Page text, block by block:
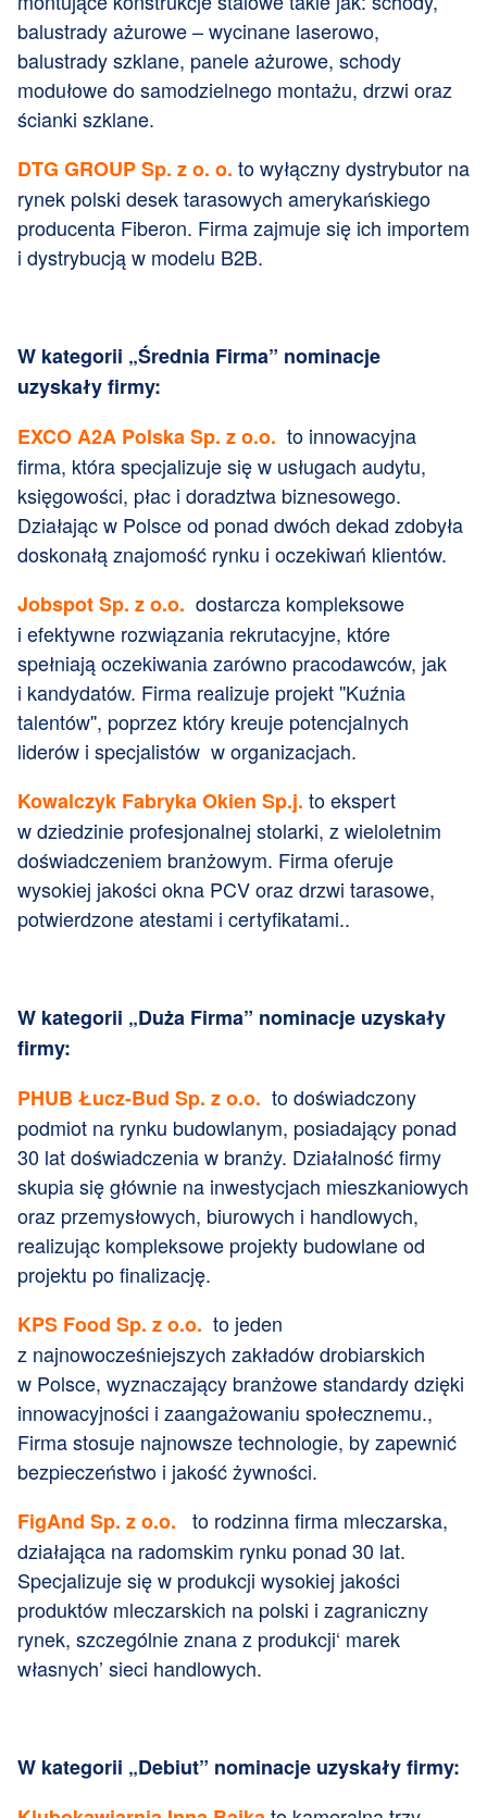
balustrady ażurowe – wycinane laserowo,
balustrady szklane, panele ażurowe, schody
modułowe do samodzielnego montażu, drzwi oraz
ścianki szklane.
DTG GROUP Sp. z o. o. to wyłączny dystrybutor na
rynek polski desek tarasowych amerykańskiego
producenta Fiberon. Firma zajmuje się ich importem
i dystrybucją w modelu B2B.
W kategorii „Średnia Firma” nominacje
uzyskały firmy:
EXCO A2A Polska Sp. z o.o. to innowacyjna
firma, która specjalizuje się w usługach audytu,
księgowości, płac i doradztwa biznesowego.
Działając w Polsce od ponad dwóch dekad zdobyła
doskonałą znajomość rynku i oczekiwań klientów.
Jobspot Sp. z o.o. dostarcza kompleksowe
i efektywne rozwiązania rekrutacyjne, które
spełniają oczekiwania zarówno pracodawców, jak
i kandydatów. Firma realizuje projekt ''Kuźnia
talentów'', poprzez który kreuje potencjalnych
liderów i specjalistów w organizacjach.
Kowalczyk Fabryka Okien Sp.j. to ekspert
w dziedzinie profesjonalnej stolarki, z wieloletnim
doświadczeniem branżowym. Firma oferuje
wysokiej jakości okna PCV oraz drzwi tarasowe,
potwierdzone atestami i certyfikatami..
W kategorii „Duża Firma” nominacje uzyskały
firmy:
PHUB Łucz-Bud Sp. z o.o. to doświadczony
podmiot na rynku budowlanym, posiadający ponad
30 lat doświadczenia w branży. Działalność firmy
skupia się głównie na inwestycjach mieszkaniowych
oraz przemysłowych, biurowych i handlowych,
realizując kompleksowe projekty budowlane od
projektu po finalizację.
KPS Food Sp. z o.o. to jeden
z najnowocześniejszych zakładów drobiarskich
w Polsce, wyznaczający branżowe standardy dzięki
innowacyjności i zaangażowaniu społecznemu.,
Firma stosuje najnowsze technologie, by zapewnić
bezpieczeństwo i jakość żywności.
FigAnd Sp. z o.o.
to rodzinna firma mleczarska,
działająca na radomskim rynku ponad 30 lat.
Specjalizuje się w produkcji wysokiej jakości
produktów mleczarskich na polski i zagraniczny
rynek, szczególnie znana z produkcji‘ marek
własnych’ sieci handlowych.
W kategorii „Debiut” nominacje uzyskały firmy: